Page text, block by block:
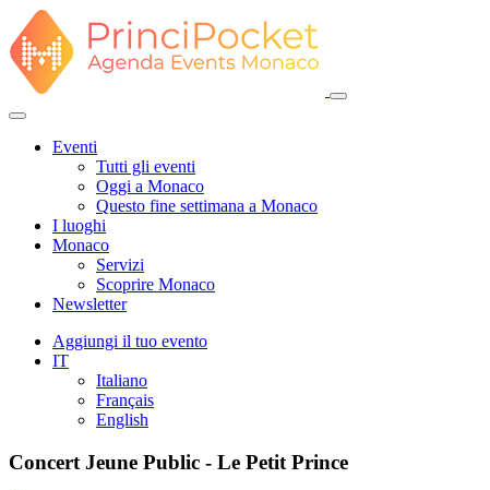
Eventi
Tutti gli eventi
Oggi a Monaco
Questo fine settimana a Monaco
I luoghi
Monaco
Servizi
Scoprire Monaco
Newsletter
Aggiungi il tuo evento
IT
Italiano
Français
English
Concert Jeune Public - Le Petit Prince